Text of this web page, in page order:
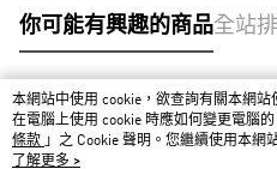
你可能有興趣的商品全站
熱門標籤
本網站中使用 cookie，欲查詢有關本網
在電腦上使用 cookie 時應如何變更電腦
條款 」之 Cookie 聲明。您繼續使用本網
款之 Cookie 聲明使用 cookie。
了解更多 >